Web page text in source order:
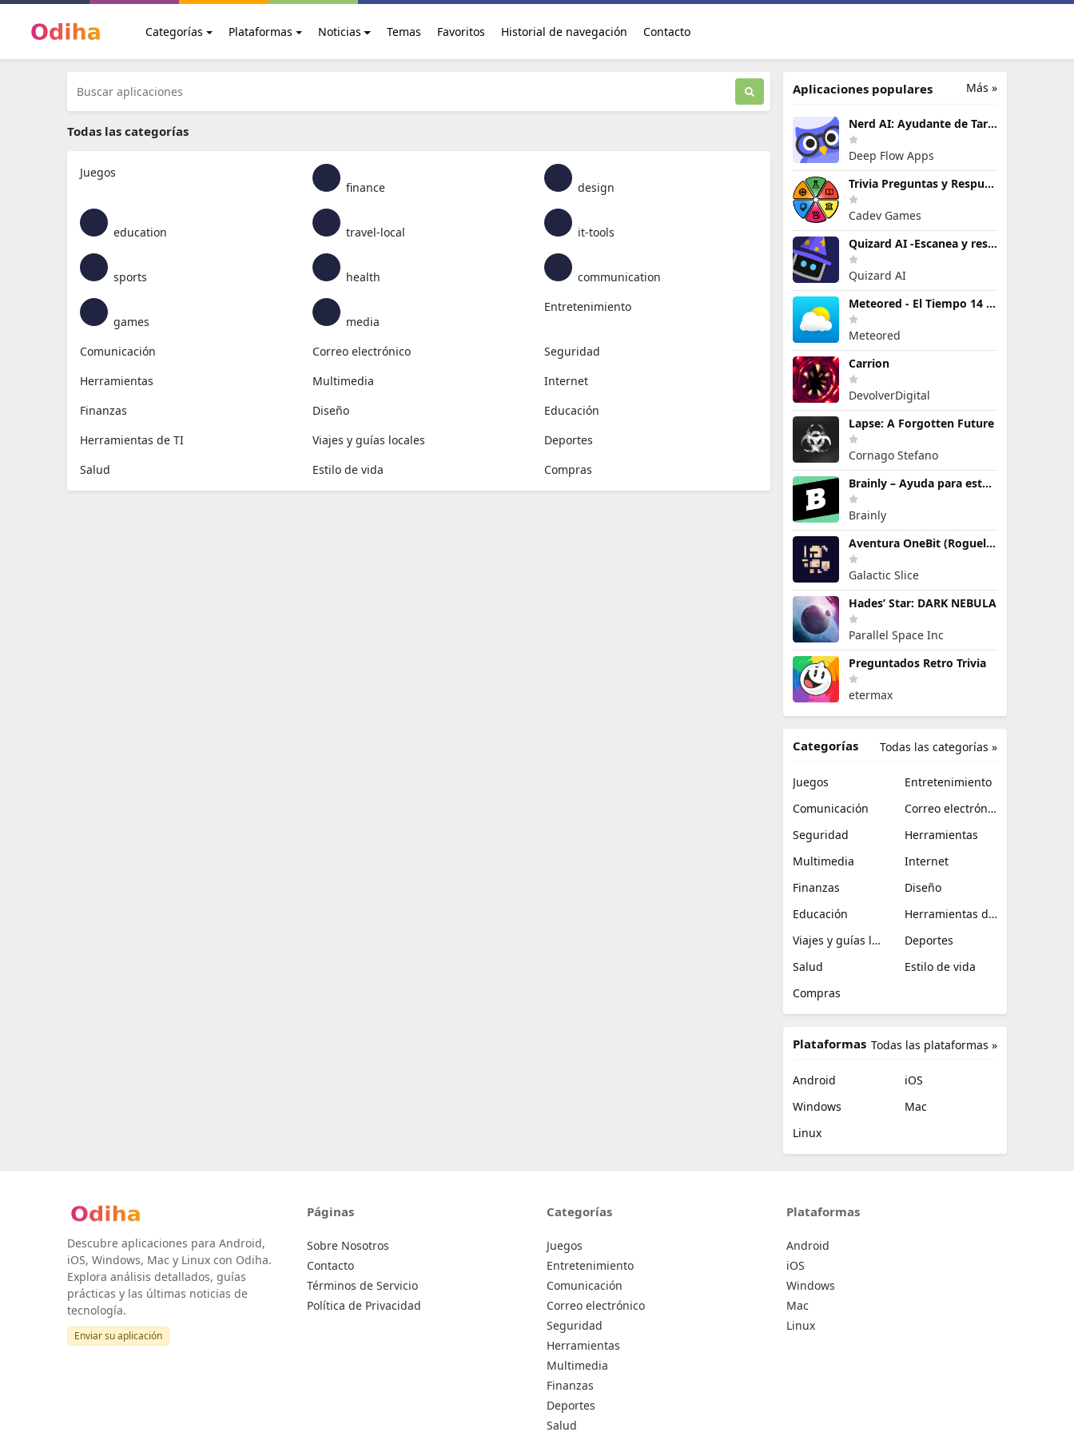
Categorías Plataformas Noticias Temas Favoritos Historial de navegación Contacto
Todas las categorías
Juegos
finance
design
education travel-local it-tools
sports health communication
games media
Entretenimiento
Comunicación Correo electrónico
Seguridad
Herramientas
Multimedia
Internet
Finanzas
Diseño
Educación
Herramientas de TI
Viajes y guías locales
Deportes
Salud
Estilo de vida Compras
Más »
Aplicaciones populares
Nerd AI: Ayudante de Tareas IA
Deep Flow Apps
Trivia Preguntas y Respuestas
Cadev Games
Quizard AI -Escanea y resuelve
Quizard AI
Meteored - El Tiempo 14 Días
Meteored
Carrion
DevolverDigital
Lapse: A Forgotten Future
Cornago Stefano
Brainly – Ayuda para estudiar
Brainly
Aventura OneBit (Roguelike)
Galactic Slice
Hades’ Star: DARK NEBULA
Parallel Space Inc
Preguntados Retro Trivia
etermax
Todas las categorías »
Categorías
Juegos
Entretenimiento
Comunicación
Correo electrónico
Seguridad
Herramientas
Multimedia
Internet
Finanzas
Diseño
Educación
Herramientas de TI
Viajes y guías locales
Deportes
Salud
Estilo de vida
Compras
Todas las plataformas »
Plataformas
Android
iOS
Windows
Mac
Linux
Descubre aplicaciones para Android,
iOS, Windows, Mac y Linux con Odiha.
Explora análisis detallados, guías
prácticas y las últimas noticias de
tecnología.
Enviar su aplicación
Páginas
Sobre Nosotros
Contacto
Términos de Servicio
Política de Privacidad
Categorías
Juegos
Entretenimiento
Comunicación
Correo electrónico
Seguridad
Herramientas
Multimedia
Finanzas
Deportes
Salud
Plataformas
Android
iOS
Windows
Mac
Linux